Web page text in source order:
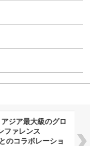
ジア最大級のグロ
ファレンス
のコラボレーショ